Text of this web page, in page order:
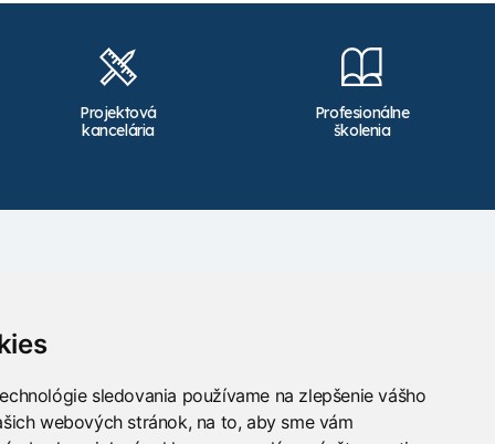
sledovania používame na zlepšenie vášho
webových stránok, na to, aby sme vám
Projektová
kancelária
Profesionálne
školenia
Sledujte nás